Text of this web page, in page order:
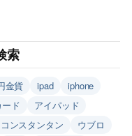
索
金貨 ipad
iphone
ド
アイパッド
ンスタンタン
ウブロ